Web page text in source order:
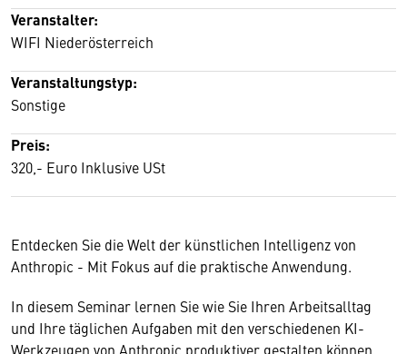
Veranstalter:
WIFI Niederösterreich
Veranstaltungstyp:
Sonstige
Preis:
320,- Euro Inklusive USt
Entdecken Sie die Welt der künstlichen Intelligenz von
Anthropic - Mit Fokus auf die praktische Anwendung.
In diesem Seminar lernen Sie wie Sie Ihren Arbeitsalltag
und Ihre täglichen Aufgaben mit den verschiedenen KI-
Werkzeugen von Anthropic produktiver gestalten können.